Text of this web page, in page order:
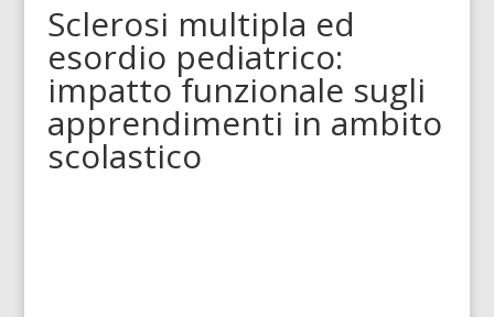
Sclerosi multipla ed
esordio pediatrico:
impatto funzionale sugli
apprendimenti in ambito
scolastico